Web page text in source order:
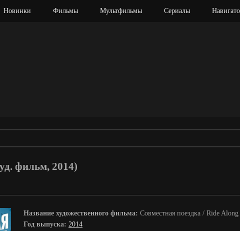
Новинки Фильмы Мультфильмы Сериалы
фильм, 2014)
Название художественного фильма: Совместная поездка / Ride Along
Год выпуска: 2014